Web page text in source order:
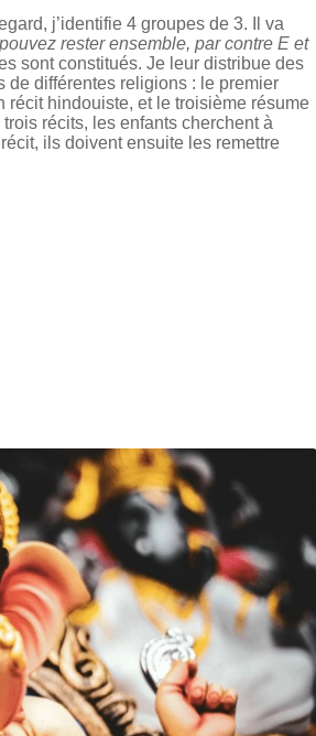
j’identifie 4 groupes de 3. Il va
rester ensemble, par contre E et
sont constitués. Je leur distribue des
de différentes religions : le premier
hindouiste, et le troisième résume
récits, les enfants cherchent à
ils doivent ensuite les remettre